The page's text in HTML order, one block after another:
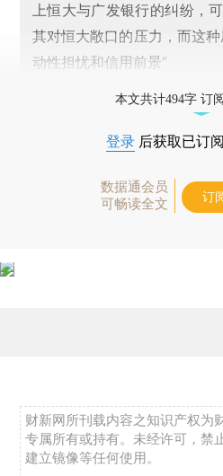
上恒大与广发银行的纠纷，
其对恒大敞口的压力，而这
动性担忧和信用前景”
本文共计494字 订
登录 后获取已订
数据通会员
可畅读全文
订
财新网所刊载内容之知识产权为
专属所有或持有。未经许可，禁
建立镜像等任何使用。